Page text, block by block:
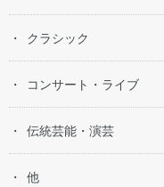
クラシック
コンサート・ライブ
伝統芸能・演芸
他